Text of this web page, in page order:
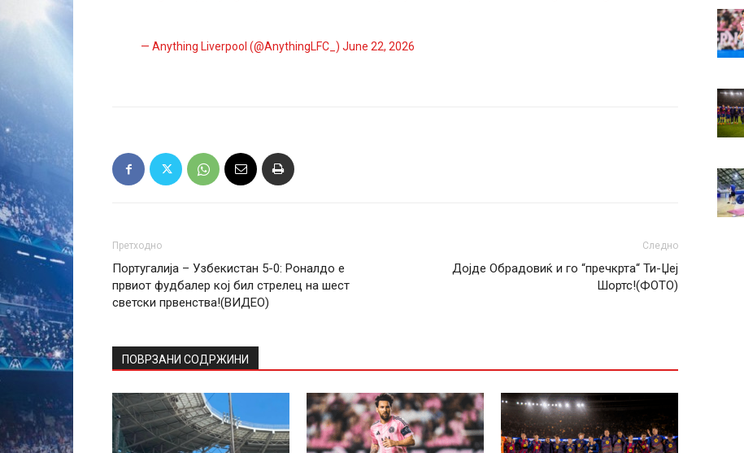
— Anything Liverpool (@AnythingLFC_) June 22, 2026
Претходно
Португалија – Узбекистан 5-0: Роналдо е
првиот фудбалер кој бил стрелец на шест
светски првенства!(ВИДЕО)
Следно
Дојде Обрадовиќ и го “пречкрта“ Ти-Џеј
Шортс!(ФОТО)
ПОВРЗАНИ СОДРЖИНИ